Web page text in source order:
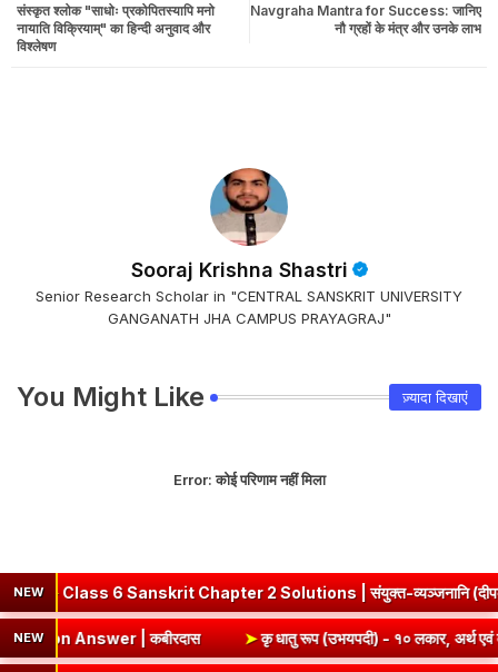
Navgraha Mantra for Success: जानिए
नौ ग्रहों के मंत्र और उनके लाभ
संस्कृत श्लोक "साधोः प्रकोपितस्यापि मनो
नायाति विक्रियाम्" का हिन्दी अनुवाद और
विश्लेषण
Sooraj Krishna Shastri
Senior Research Scholar in "CENTRAL SANSKRIT UNIVERSITY
GANGANATH JHA CAMPUS PRAYAGRAJ"
You Might Like ज़्यादा दिखाएं
Error:कोई परिणाम नहीं मिला
NEW
6 Sanskrit Chapter 2 Solutions | संयुक्त-व्यञ्जनानि (दीपकम) |
NEW& Question Answer | कबीरदास ➤कृ धातु रूप (उभयपदी) - १०